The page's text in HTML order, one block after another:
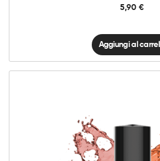
5,90 €
Aggiungi al